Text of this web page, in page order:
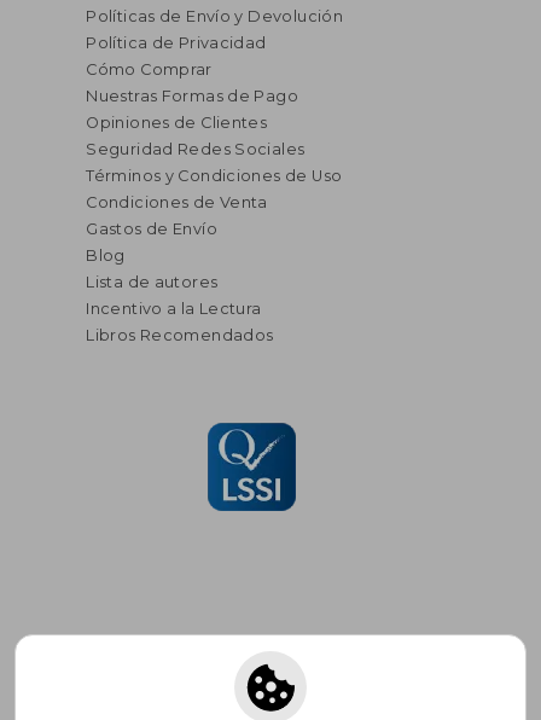
Políticas de Envío y Devolución
Política de Privacidad
Cómo Comprar
Nuestras Formas de Pago
Opiniones de Clientes
Seguridad Redes Sociales
Términos y Condiciones de Uso
Condiciones de Venta
Gastos de Envío
Blog
Lista de autores
Incentivo a la Lectura
Libros Recomendados
Suscríbete para recibir ofertas y
promociones